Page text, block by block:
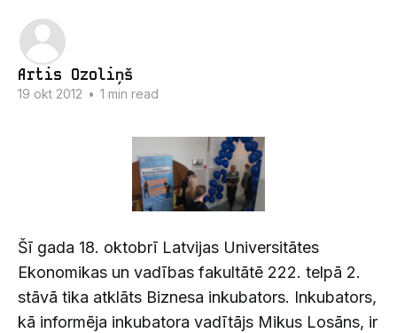
Artis Ozoliņš
19 okt 2012 • 1 min read
Šī gada 18. oktobrī Latvijas Universitātes
Ekonomikas un vadības fakultātē 222. telpā 2.
stāvā tika atklāts Biznesa inkubators. Inkubators,
kā informēja inkubatora vadītājs Mikus Losāns, ir